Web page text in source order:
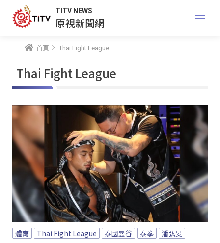
TITV NEWS
原視新聞網
首頁 Thai Fight League
Thai Fight League
體育 Thai Fight League 泰國曼谷 泰拳 潘弘旻